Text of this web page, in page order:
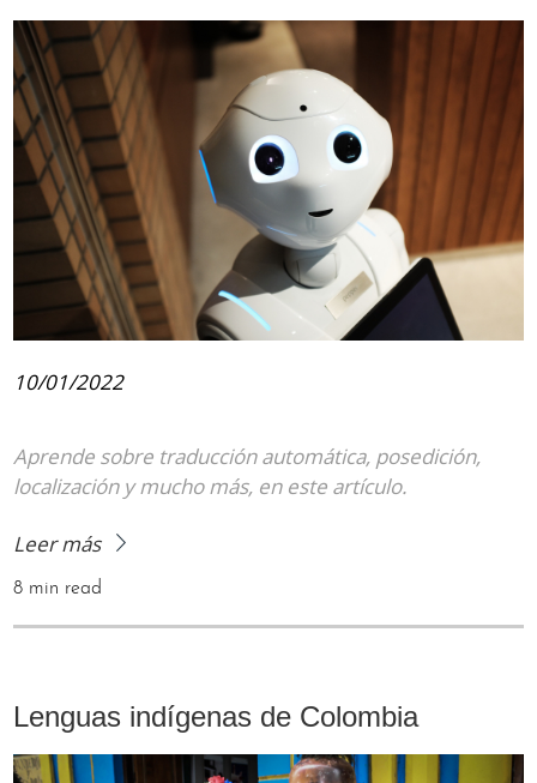
10/01/2022
Aprende sobre traducción automática, posedición,
localización y mucho más, en este artículo.
Leer más
8 min read
Lenguas indígenas de Colombia